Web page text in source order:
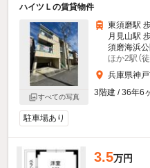
ハイツＬの賃貸物件
すべての写真
東須磨駅
月見山駅
須磨海浜
ほか2駅（
兵庫県神
3階建 / 36年6
駐車場あり
3.5万円